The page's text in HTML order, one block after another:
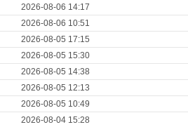
2026-08-06 14:17
2026-08-06 10:51
2026-08-05 17:15
2026-08-05 15:30
2026-08-05 14:38
2026-08-05 12:13
2026-08-05 10:49
2026-08-04 15:28